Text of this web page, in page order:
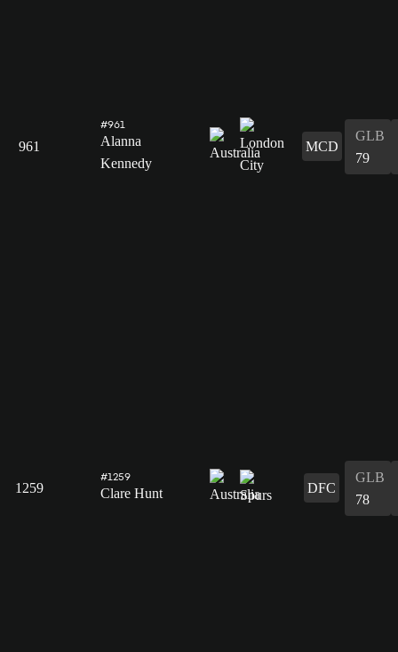
961
#961
Alanna
Kennedy
MCD
GLB
79
1259
#1259
Clare Hunt DFC
GLB
78